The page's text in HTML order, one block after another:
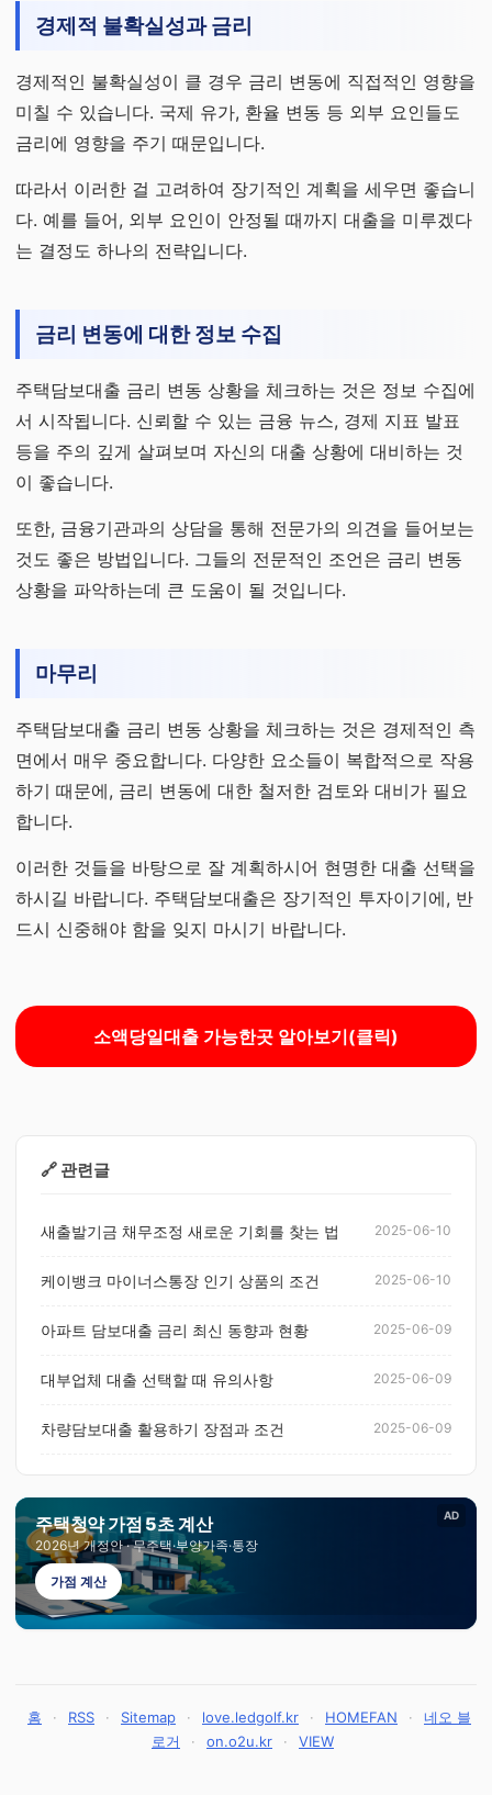
경제적 불확실성과 금리
경제적인 불확실성이 클 경우 금리 변동에 직접적인 영향을
미칠 수 있습니다. 국제 유가, 환율 변동 등 외부 요인들도
금리에 영향을 주기 때문입니다.
따라서 이러한 걸 고려하여 장기적인 계획을 세우면 좋습니
다. 예를 들어, 외부 요인이 안정될 때까지 대출을 미루겠다
는 결정도 하나의 전략입니다.
금리 변동에 대한 정보 수집
주택담보대출 금리 변동 상황을 체크하는 것은 정보 수집에
서 시작됩니다. 신뢰할 수 있는 금융 뉴스, 경제 지표 발표
등을 주의 깊게 살펴보며 자신의 대출 상황에 대비하는 것
이 좋습니다.
또한, 금융기관과의 상담을 통해 전문가의 의견을 들어보는
것도 좋은 방법입니다. 그들의 전문적인 조언은 금리 변동
상황을 파악하는데 큰 도움이 될 것입니다.
마무리
주택담보대출 금리 변동 상황을 체크하는 것은 경제적인 측
면에서 매우 중요합니다. 다양한 요소들이 복합적으로 작용
하기 때문에, 금리 변동에 대한 철저한 검토와 대비가 필요
합니다.
이러한 것들을 바탕으로 잘 계획하시어 현명한 대출 선택을
하시길 바랍니다. 주택담보대출은 장기적인 투자이기에, 반
드시 신중해야 함을 잊지 마시기 바랍니다.
소액당일대출 가능한곳 알아보기(클릭)
🔗 관련글
새출발기금 채무조정 새로운 기회를 찾는 법 2025-06-10
케이뱅크 마이너스통장 인기 상품의 조건 2025-06-10
아파트 담보대출 금리 최신 동향과 현황 2025-06-09
대부업체 대출 선택할 때 유의사항 2025-06-09
차량담보대출 활용하기 장점과 조건 2025-06-09
AD
주택청약 가점 5초 계산
2026년 개정안 · 무주택·부양가족·통장
가점 계산
홈 · RSS · Sitemap · love.ledgolf.kr · HOMEFAN ·
네오 블
로거
· on.o2u.kr · VIEW